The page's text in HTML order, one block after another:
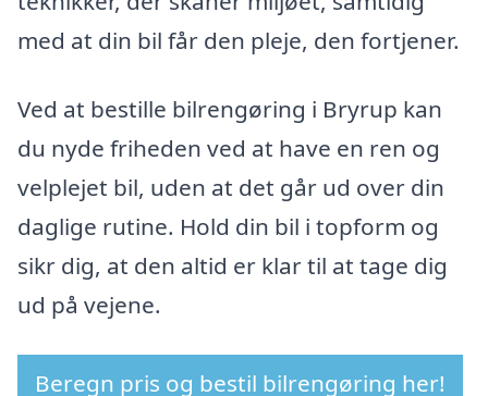
med at din bil får den pleje, den fortjener.
Ved at bestille bilrengøring i Bryrup kan
du nyde friheden ved at have en ren og
velplejet bil, uden at det går ud over din
daglige rutine. Hold din bil i topform og
sikr dig, at den altid er klar til at tage dig
ud på vejene.
Beregn pris og bestil bilrengøring her!